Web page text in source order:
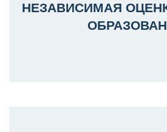
НЕЗАВИСИМАЯ